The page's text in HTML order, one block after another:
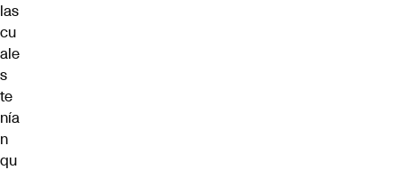
las
cu
ale
s
te
nía
n
qu